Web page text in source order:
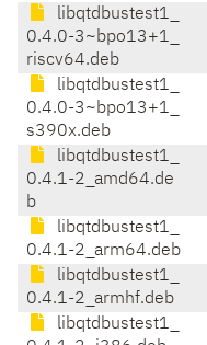
libqtdbustest1_
0.4.0-3~bpo13+1_
riscv64.deb
libqtdbustest1_
0.4.0-3~bpo13+1_
s390x.deb
libqtdbustest1_
0.4.1-2_amd64.de
b
libqtdbustest1_
0.4.1-2_arm64.deb
libqtdbustest1_
0.4.1-2_armhf.deb
libqtdbustest1_